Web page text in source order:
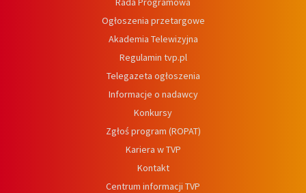
Ogłoszenia przetargowe
Akademia Telewizyjna
Regulamin tvp.pl
Telegazeta ogłoszenia
Informacje o nadawcy
Konkursy
Zgłoś program (ROPAT)
Kariera w TVP
Kontakt
Centrum informacji TVP